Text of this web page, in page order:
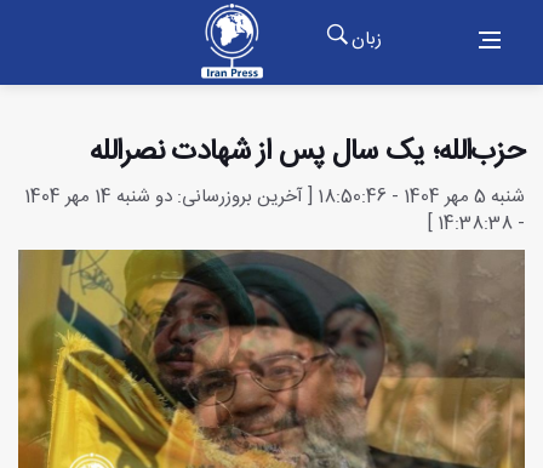
زبان
حزب‌الله؛ یک سال پس از شهادت نصرالله
شنبه 5 مهر 1404 - 18:50:46 [ آخرین بروزرسانی: دو شنبه 14 مهر 1404
- 14:38:38 ]